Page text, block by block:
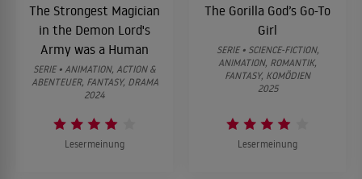
The Strongest Magician
in the Demon Lord's
Army was a Human
SERIE • ANIMATION, ACTION &
ABENTEUER, FANTASY, DRAMA
2024
Lesermeinung
The Gorilla God’s Go-To
Girl
SERIE • SCIENCE-FICTION,
ANIMATION, ROMANTIK,
FANTASY, KOMÖDIEN
2025
Lesermeinung